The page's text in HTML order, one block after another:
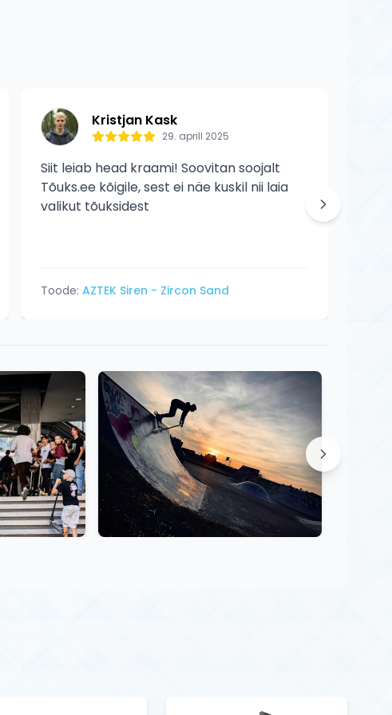
Kristjan Kask
29. aprill 2025
Siit leiab head kraami! Soovitan soojalt
Tõuks.ee kõigile, sest ei näe kuskil nii laia
valikut tõuksidest
Toode: AZTEK Siren - Zircon Sand